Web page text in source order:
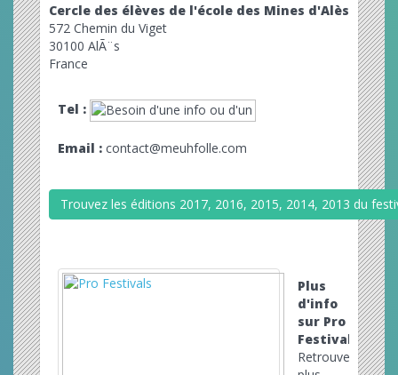
Cercle des élèves de l'école des Mines d'Alès
572 Chemin du Viget
30100 AlÃ¨s
France
Tel :
Email : contact@meuhfolle.com
Trouvez les éditions 2017, 2016, 2015, 2014, 2013 du
Plus
d'info
sur Pro
Festivals
Retrouvez